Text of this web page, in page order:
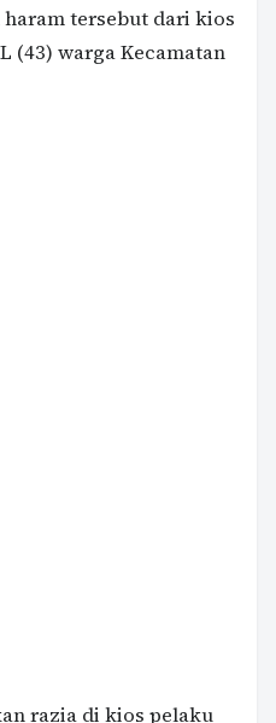
tersebut dari kios
(43) warga Kecamatan
razia di kios pelaku